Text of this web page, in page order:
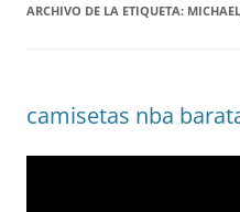
ARCHIVO DE LA ETIQUETA:
camisetas nba